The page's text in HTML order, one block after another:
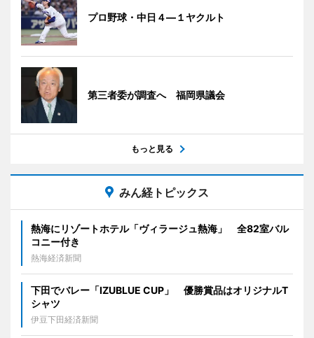
プロ野球・中日４―１ヤクルト
第三者委が調査へ 福岡県議会
もっと見る
みん経トピックス
熱海にリゾートホテル「ヴィラージュ熱海」 全82室バル
コニー付き
熱海経済新聞
下田でバレー「IZUBLUE CUP」 優勝賞品はオリジナルT
シャツ
伊豆下田経済新聞